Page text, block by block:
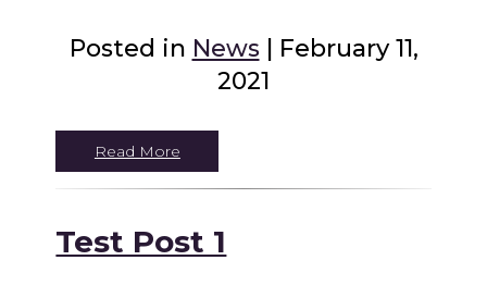
Posted in News| February 11,
2021
Read More
Test Post 1